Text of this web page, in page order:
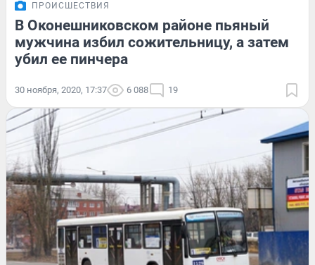
ПРОИСШЕСТВИЯ
В Оконешниковском районе пьяный
мужчина избил сожительницу, а затем
убил ее пинчера
30 ноября, 2020, 17:37 6 088 19